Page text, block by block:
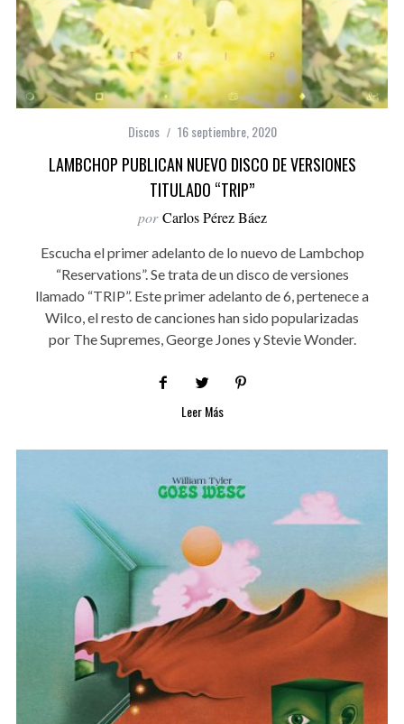
Discos 16 septiembre, 2020
LAMBCHOP PUBLICAN NUEVO DISCO DE VERSIONES
TITULADO “TRIP”
por Carlos Pérez Báez
Escucha el primer adelanto de lo nuevo de Lambchop
“Reservations”. Se trata de un disco de versiones
llamado “TRIP”. Este primer adelanto de 6, pertenece a
Wilco, el resto de canciones han sido popularizadas
por The Supremes, George Jones y Stevie Wonder.
Leer Más